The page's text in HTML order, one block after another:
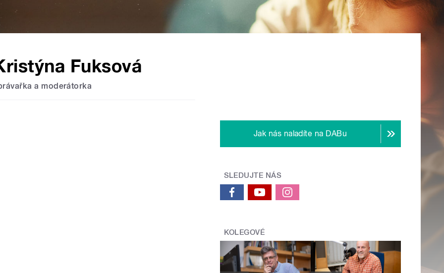
Fuksová
a moderátorka
Jak nás naladíte na DABu
SLEDUJTE NÁS
KOLEGOVÉ